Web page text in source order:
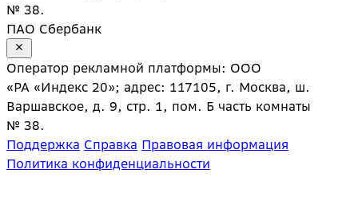
№ 38.
ПАО Сбербанк
Оператор рекламной платформы: ООО
«РА «Индекс 20»; адрес: 117105, г. Москва, ш.
Варшавское, д. 9, стр. 1, пом. Б часть комнаты
№ 38.
Поддержка Справка Правовая информация
Политика конфиденциальности